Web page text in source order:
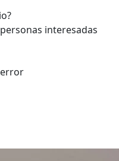
interesadas